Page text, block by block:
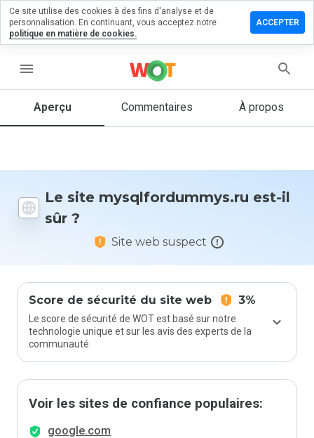
menu
Aperçu Commentaires À propos
Le site mysqlfordummys.ru est-il
sûr ?
Site web suspect
Score de sécurité du site web 3%
Le score de sécurité de WOT est basé sur notre
technologie unique et sur les avis des experts de la
communauté.
Voir les sites de confiance populaires:
google.com
un
sur
Quelle
donneriez-
Ce site utilise des cookies à des fins d'analyse et de
personnalisation. En continuant, vous acceptez notre
politique en matière de cookies.
ACCEPTER